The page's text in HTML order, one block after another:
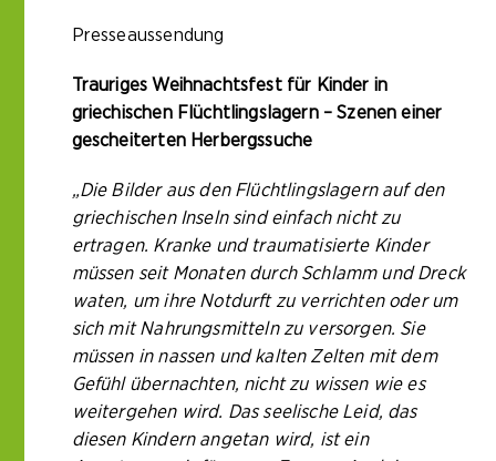
Presseaussendung
Trauriges Weihnachtsfest für Kinder in
griechischen Flüchtlingslagern – Szenen einer
gescheiterten Herbergssuche
„Die Bilder aus den Flüchtlingslagern auf den
griechischen Inseln sind einfach nicht zu
ertragen. Kranke und traumatisierte Kinder
müssen seit Monaten durch Schlamm und Dreck
waten, um ihre Notdurft zu verrichten oder um
sich mit Nahrungsmitteln zu versorgen. Sie
müssen in nassen und kalten Zelten mit dem
Gefühl übernachten, nicht zu wissen wie es
weitergehen wird. Das seelische Leid, das
diesen Kindern angetan wird, ist ein